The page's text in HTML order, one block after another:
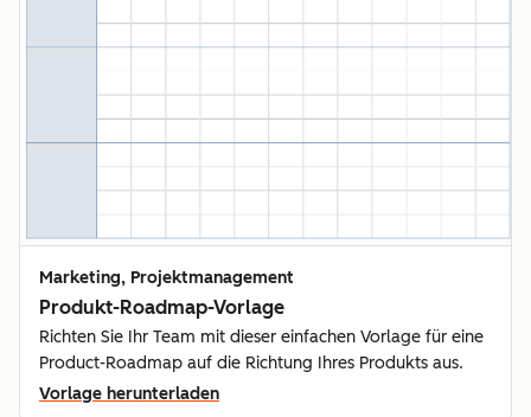
Marketing, Projektmanagement
Produkt-Roadmap-Vorlage
Richten Sie Ihr Team mit dieser einfachen Vorlage für eine
Product-Roadmap auf die Richtung Ihres Produkts aus.
Vorlage herunterladen